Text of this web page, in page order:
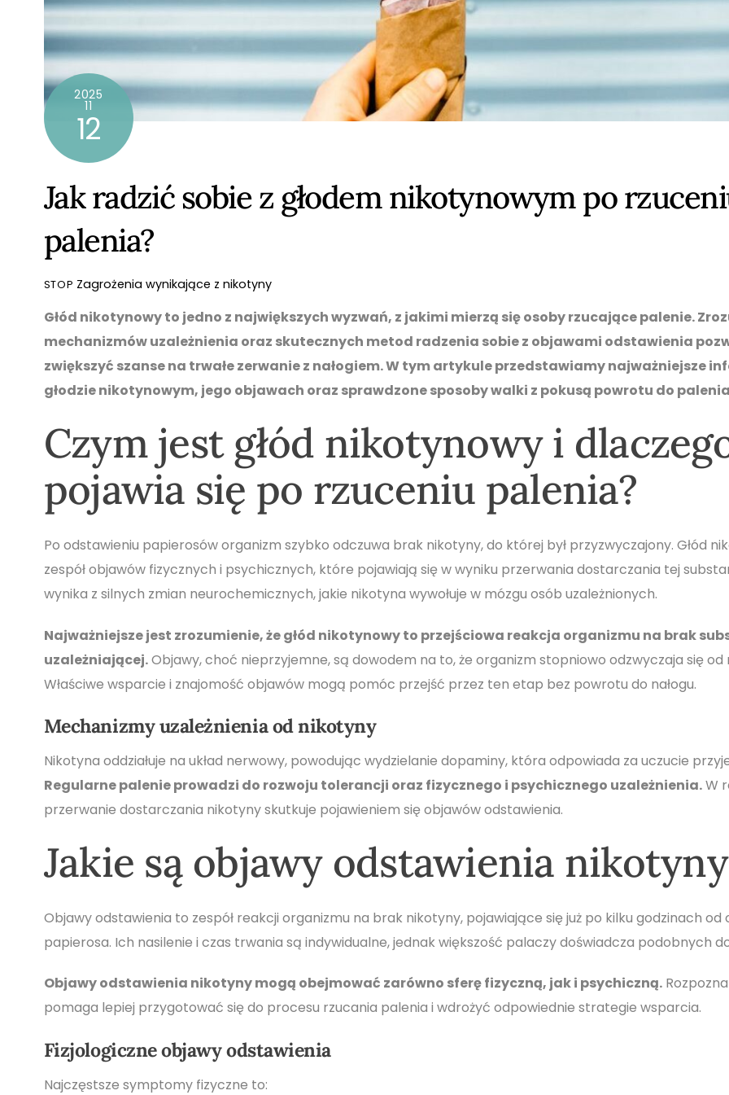
2025
11
12
Jak radzić sobie z głodem nikotynowym po
palenia?
STOP Zagrożenia wynikające z nikotyny
Głód nikotynowy to jedno z największych wyzwań, z jakimi mierzą się osoby rzucające palenie.
mechanizmów uzależnienia oraz skutecznych metod radzenia sobie z objawami odstawienia
zwiększyć szanse na trwałe zerwanie z nałogiem. W tym artykule przedstawiamy najważniejsze
głodzie nikotynowym, jego objawach oraz sprawdzone sposoby walki z pokusą powrotu do
Czym jest głód nikotynowy i
pojawia się po rzuceniu palenia?
Po odstawieniu papierosów organizm szybko odczuwa brak nikotyny, do której był przyzwyczajony. Głód
zespół objawów fizycznych i psychicznych, które pojawiają się w wyniku przerwania dostarczania tej
wynika z silnych zmian neurochemicznych, jakie nikotyna wywołuje w mózgu osób uzależnionych.
Najważniejsze jest zrozumienie, że głód nikotynowy to przejściowa reakcja organizmu na brak
uzależniającej.Objawy, choć nieprzyjemne, są dowodem na to, że organizm stopniowo odzwyczaja się od
Właściwe wsparcie i znajomość objawów mogą pomóc przejść przez ten etap bez powrotu do nałogu.
Mechanizmy uzależnienia od nikotyny
Nikotyna oddziałuje na układ nerwowy, powodując wydzielanie dopaminy, która odpowiada za uczucie
Regularne palenie prowadzi do rozwoju tolerancji oraz fizycznego i psychicznego uzależnienia.W
przerwanie dostarczania nikotyny skutkuje pojawieniem się objawów odstawienia.
Jakie są objawy odstawienia
Objawy odstawienia to zespół reakcji organizmu na brak nikotyny, pojawiające się już po kilku godzinach
papierosa. Ich nasilenie i czas trwania są indywidualne, jednak większość palaczy doświadcza podobnych
Objawy odstawienia nikotyny mogą obejmować zarówno sferę fizyczną, jak i psychiczną.
pomaga lepiej przygotować się do procesu rzucania palenia i wdrożyć odpowiednie strategie wsparcia.
Fizjologiczne objawy odstawienia
Najczęstsze symptomy fizyczne to: